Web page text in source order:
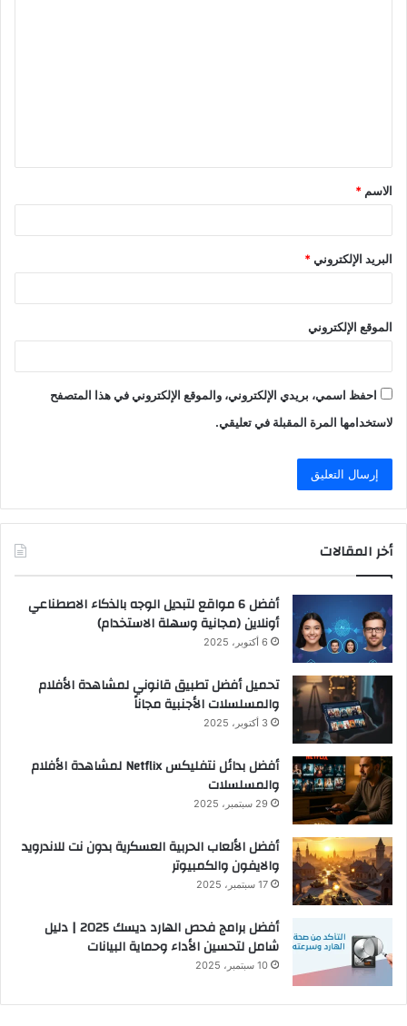
ق
*
الاسم *
البريد الإلكتروني*
الموقع الإلكتروني
احفظ اسمي، بريدي الإلكتروني، والموقع الإلكتروني في هذا المتصفح
لاستخدامها المرة المقبلة في تعليقي.
أخر المقالات
أفضل 6 مواقع لتبديل الوجه بالذكاء الاصطناعي
أونلاين (مجانية وسهلة الاستخدام)
6 أكتوبر، 2025
تحميل أفضل تطبيق قانوني لمشاهدة الأفلام
والمسلسلات الأجنبية مجاناً
3 أكتوبر، 2025
أفضل بدائل نتفليكس Netflix لمشاهدة الأفلام
والمسلسلات
29 سبتمبر، 2025
أفضل الألعاب الحربية العسكرية بدون نت للاندرويد
والايفون والكمبيوتر
17 سبتمبر، 2025
أفضل برامج فحص الهارد ديسك 2025 | دليل
شامل لتحسين الأداء وحماية البيانات
10 سبتمبر، 2025